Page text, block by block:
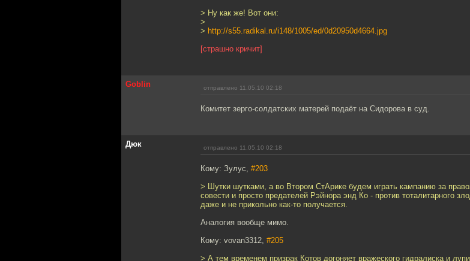
> Ну как же! Вот они:
>
> http://s55.radikal.ru/i148/1005/ed/0d20950d4664.jpg
[страшно кричит]
Goblin отправлено 11.05.10 02:18
Комитет зерго-солдатских матерей подаёт на Сидорова в суд.
Дюк отправлено 11.05.10 02:18
Кому: Зулуc, #203
> Шутки шутками, а во Втором СтАрике будем играть кампанию за
совести и просто предателей Рэйнора энд Ко - против тоталитарного
даже и не прикольно как-то получается.
Аналогия вообще мимо.
Кому: vovan3312, #205
> А тем временем призрак Котов догоняет вражеского гидралиска и